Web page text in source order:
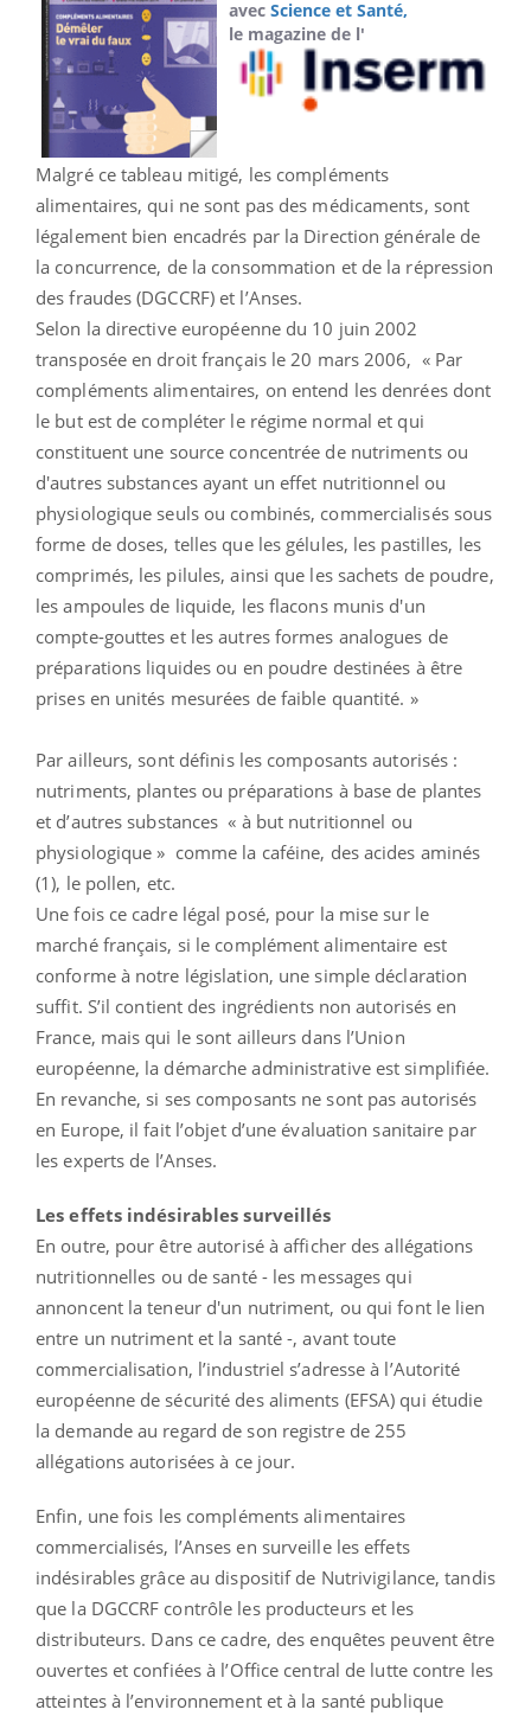
avec Science et Santé,
le magazine de l'
Malgré ce tableau mitigé, les compléments
alimentaires, qui ne sont pas des médicaments, sont
légalement bien encadrés par la Direction générale de
la concurrence, de la consommation et de la répression
des fraudes (DGCCRF) et l’Anses.
Selon la directive européenne du 10 juin 2002
transposée en droit français le 20 mars 2006, « Par
compléments alimentaires, on entend les denrées dont
le but est de compléter le régime normal et qui
constituent une source concentrée de nutriments ou
d'autres substances ayant un effet nutritionnel ou
physiologique seuls ou combinés, commercialisés sous
forme de doses, telles que les gélules, les pastilles, les
comprimés, les pilules, ainsi que les sachets de poudre,
les ampoules de liquide, les flacons munis d'un
compte-gouttes et les autres formes analogues de
préparations liquides ou en poudre destinées à être
prises en unités mesurées de faible quantité. »
Par ailleurs, sont définis les composants autorisés :
nutriments, plantes ou préparations à base de plantes
et d’autres substances « à but nutritionnel ou
physiologique » comme la caféine, des acides aminés
(1), le pollen, etc.
Une fois ce cadre légal posé, pour la mise sur le
marché français, si le complément alimentaire est
conforme à notre législation, une simple déclaration
suffit. S’il contient des ingrédients non autorisés en
France, mais qui le sont ailleurs dans l’Union
européenne, la démarche administrative est simplifiée.
En revanche, si ses composants ne sont pas autorisés
en Europe, il fait l’objet d’une évaluation sanitaire par
les experts de l’Anses.
Les effets indésirables surveillés
En outre, pour être autorisé à afficher des allégations
nutritionnelles ou de santé - les messages qui
annoncent la teneur d'un nutriment, ou qui font le lien
entre un nutriment et la santé -, avant toute
commercialisation, l’industriel s’adresse à l’Autorité
européenne de sécurité des aliments (EFSA) qui étudie
la demande au regard de son registre de 255
allégations autorisées à ce jour.
Enfin, une fois les compléments alimentaires
commercialisés, l’Anses en surveille les effets
indésirables grâce au dispositif de Nutrivigilance, tandis
que la DGCCRF contrôle les producteurs et les
distributeurs. Dans ce cadre, des enquêtes peuvent être
ouvertes et confiées à l’Office central de lutte contre les
atteintes à l’environnement et à la santé publique